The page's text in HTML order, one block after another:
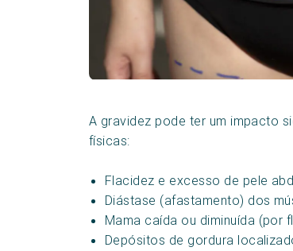
A gravidez pode ter um impacto
físicas:
Flacidez e excesso de pele
Diástase (afastamento) dos
Mama caída ou diminuída (por
Depósitos de gordura